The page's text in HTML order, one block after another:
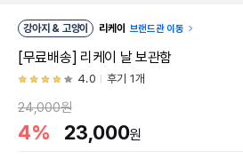
강아지 & 고양이 리케이 브랜드관 이동
[무료배송] 리케이 날 보관함
4.0 후기 1개
24,000원
4% 23,000원